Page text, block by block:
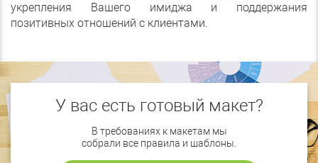
укрепления Вашего имиджа и поддержания
позитивных отношений с клиентами.
У вас есть готовый макет?
В требованиях к макетам мы
собрали все правила и шаблоны.